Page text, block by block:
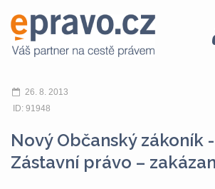
26. 8. 2013
ID: 91948
Nový Občanský zákoník
Zástavní právo –